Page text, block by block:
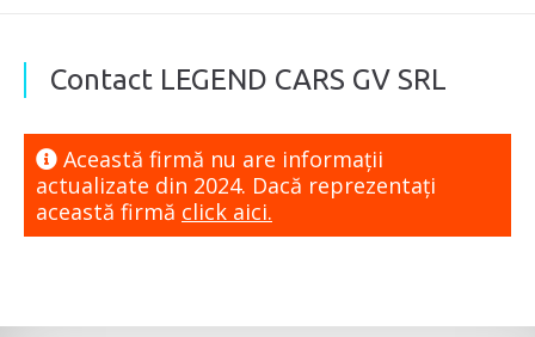
Contact LEGEND CARS GV SRL
Această firmă nu are informaţii
actualizate din 2024. Dacă reprezentaţi
această firmă click aici.